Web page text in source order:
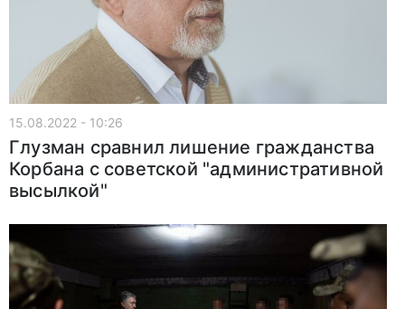
15.08.2022 - 10:26
Глузман сравнил лишение гражданства
Корбана с советской "административной
высылкой"